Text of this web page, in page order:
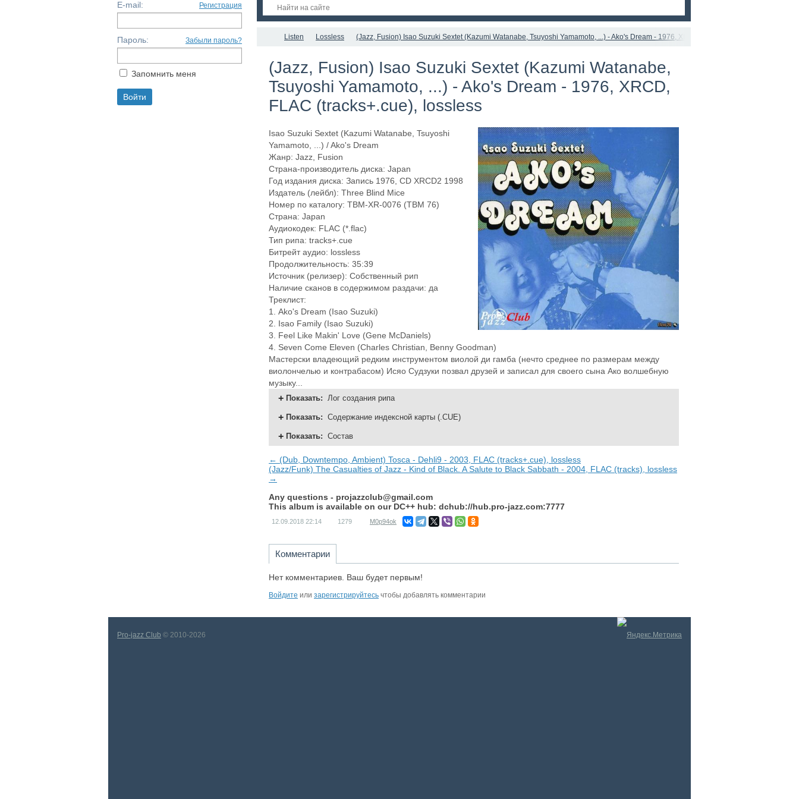
Listen Lossless (Jazz, Fusion) Isao Suzuki Sextet (Kazumi Watanabe, Tsuyoshi Yamamoto, ...) - Ako's Dream - 1976, XRCD, FLAC (tracks+.cue), lossless
(Jazz, Fusion) Isao Suzuki Sextet (Kazumi Watanabe,
Tsuyoshi Yamamoto, ...) - Ako's Dream - 1976, XRCD,
FLAC (tracks+.cue), lossless
Isao Suzuki Sextet (Kazumi Watanabe, Tsuyoshi
Yamamoto, ...) / Ako's Dream
Жанр: Jazz, Fusion
Страна-производитель диска: Japan
Год издания диска: Запись 1976, CD XRCD2 1998
Издатель (лейбл): Three Blind Mice
Номер по каталогу: TBM-XR-0076 (TBM 76)
Страна: Japan
Аудиокодек: FLAC (*.flac)
Тип рипа: tracks+.cue
Битрейт аудио: lossless
Продолжительность: 35:39
Источник (релизер): Собственный рип
Наличие сканов в содержимом раздачи: да
Треклист:
1. Ako's Dream (Isao Suzuki)
2. Isao Family (Isao Suzuki)
3. Feel Like Makin' Love (Gene McDaniels)
4. Seven Come Eleven (Charles Christian, Benny Goodman)
Мастерски владеющий редким инструментом виолой ди гамба (нечто среднее по размерам между
виолончелью и контрабасом) Исяо Судзуки позвал друзей и записал для своего сына Ако волшебную
музыку...
Показать: Лог создания рипа
Показать: Содержание индексной карты (.CUE)
Показать: Состав
← (Dub, Downtempo, Ambient) Tosca - Dehli9 - 2003, FLAC (tracks+.cue), lossless
(Jazz/Funk) The Casualties of Jazz - Kind of Black. A Salute to Black Sabbath - 2004, FLAC (tracks), lossless
→
Any questions - projazzclub@gmail.com
This album is available on our DC++ hub: dchub://hub.pro-jazz.com:7777
12.09.2018 22:14 1279 M0p94ok
Комментарии
Нет комментариев. Ваш будет первым!
Войдите или зарегистрируйтесь чтобы добавлять комментарии
E-mail: Регистрация
Пароль: Забыли пароль?
Запомнить меня
Pro-jazz Club © 2010-2026